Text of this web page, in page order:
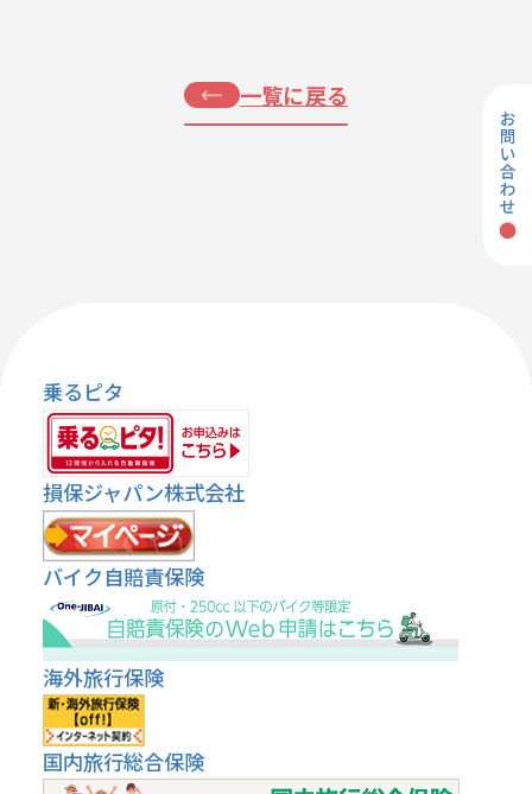
一覧に戻る
乗るピタ
損保ジャパン株式会社
バイク自賠責保険
海外旅行保険
国内旅行総合保険